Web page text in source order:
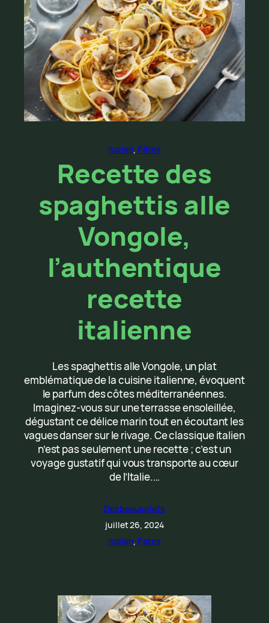
Italien, Pâtes
Recette des
spaghettis alle
Vongole,
l’authentique
recette
italienne
Les spaghettis alle Vongole, un plat
emblématique de la cuisine italienne, évoquent
le parfum des côtes méditerranéennes.
Imaginez-vous sur une terrasse ensoleillée,
dégustant ce délice marin tout en écoutant les
vagues danser sur le rivage. Ce classique italien
n’est pas seulement une recette ; c’est un
voyage gustatif qui vous transporte au cœur
de l’Italie.…
Desbeauxplats
juillet 26, 2024
Italien, Pates